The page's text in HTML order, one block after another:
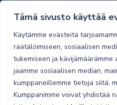
Tämä sivusto käyttää
Käytämme evästeitä
räätälöimiseen, sosiaalisen
tukemiseen ja kävijämäärämme
jaamme sosiaalisen median,
kumppaneillemme tietoja siitä,
Kumppanimme voivat yhdistää
Tilaajalle
Toimitustavat ja -kulut
Verkkokaupan yleiset ehdot
Toimitusehdot
Tietosuojaseloste
Tietoturva